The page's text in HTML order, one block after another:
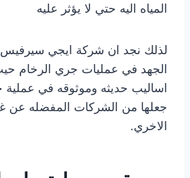
المياه اليه حتي لا يؤثر عليه
لذلك نجد ان شركة ايجي سيرفيس
الجهد في عمليات جري الرخام
اساليب حديثه وموثوقه في عملية
جعلها من الشركات المفضله عن
الاخري.